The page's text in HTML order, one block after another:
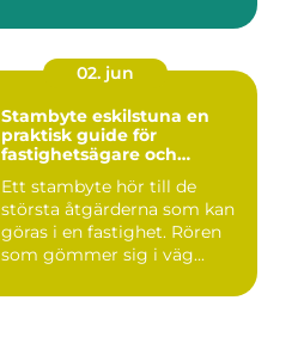
02. jun
Stambyte eskilstuna en
praktisk guide för
fastighetsägare och
Ett stambyte hör till de
största åtgärderna som kan
göras i en fastighet. Rören
som gömmer sig i väg...